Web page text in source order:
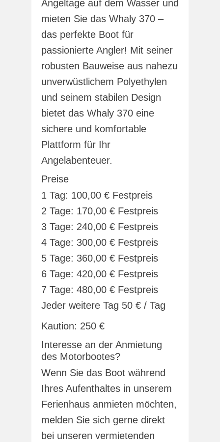
Angeltage auf dem Wasser und
mieten Sie das Whaly 370 –
das perfekte Boot für
passionierte Angler! Mit seiner
robusten Bauweise aus nahezu
unverwüstlichem Polyethylen
und seinem stabilen Design
bietet das Whaly 370 eine
sichere und komfortable
Plattform für Ihr
Angelabenteuer.
Preise
1 Tag: 100,00 € Festpreis
2 Tage: 170,00 € Festpreis
3 Tage: 240,00 € Festpreis
4 Tage: 300,00 € Festpreis
5 Tage: 360,00 € Festpreis
6 Tage: 420,00 € Festpreis
7 Tage: 480,00 € Festpreis
Jeder weitere Tag 50 € / Tag
Kaution: 250 €
Interesse an der Anmietung
des Motorbootes?
Wenn Sie das Boot während
Ihres Aufenthaltes in unserem
Ferienhaus anmieten möchten,
melden Sie sich gerne direkt
bei unseren vermietenden